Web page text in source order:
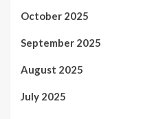
October 2025
September 2025
August 2025
July 2025